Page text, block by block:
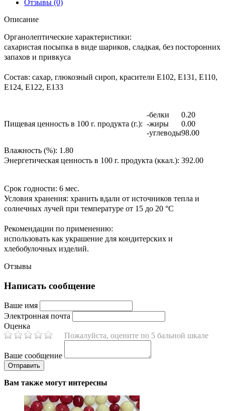
Отзывы (0)
Описание
Органолептические характеристики:
сахаристая посыпка в виде шариков, сладкая, без посторонних
запахов и привкуса
Состав: сахар, глюкозный сироп, красители Е102, Е131, E110,
E124, E122, Е133
Пищевая ценность в 100 г. продукта (г.):
-белки
0.20
-жиры
0.00
-углеводы98.00
Влажность (%): 1.80
Энергетическая ценность в 100 г. продукта (ккал.): 392.00
Срок годности: 6 мес.
Условия хранения: хранить вдали от источников тепла и
солнечных лучей при температуре от 15 до 20 °C
Рекомендации по применению:
использовать как украшение для кондитерских и
хлебобулочных изделий.
Отзывы
Написать сообщение
Ваше имя
Электронная почта
Оценка
Пожалуйста, оцените по 5 бальной шкале
Ваше сообщение
Вам также могут интересны